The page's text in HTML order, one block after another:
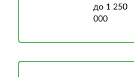
до 1 250
000